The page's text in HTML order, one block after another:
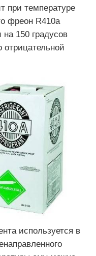
при температуре
фреон R410a
на 150 градусов
отрицательной
используется в